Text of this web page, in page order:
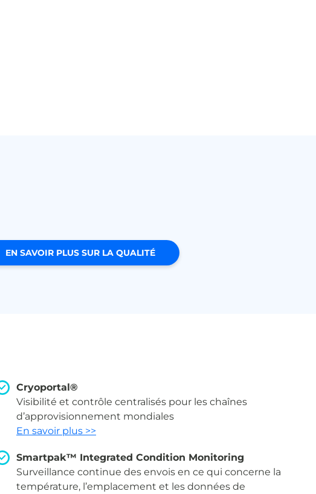
EN SAVOIR PLUS SUR LA QUALITÉ
Cryoportal®
Visibilité et contrôle centralisés pour les chaînes
d’approvisionnement mondiales
En savoir plus >>
Smartpak™ Integrated Condition Monitoring
Surveillance continue des envois en ce qui concerne la
température, l’emplacement et les données de